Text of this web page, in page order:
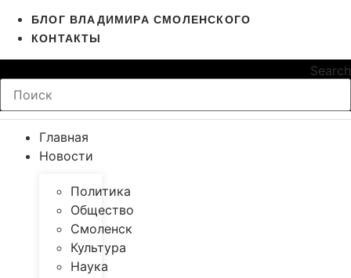
БЛОГ ВЛАДИМИРА СМОЛЕНСКОГО
КОНТАКТЫ
Search
Главная
Новости
Политика
Общество
Смоленск
Культура
Наука